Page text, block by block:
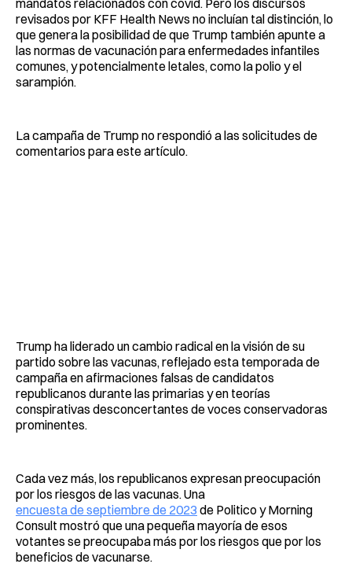
revisados por KFF Health News no incluían tal distinción, lo
que genera la posibilidad de que Trump también apunte a
las normas de vacunación para enfermedades infantiles
comunes, y potencialmente letales, como la polio y el
sarampión.
La campaña de Trump no respondió a las solicitudes de
comentarios para este artículo.
Trump ha liderado un cambio radical en la visión de su
partido sobre las vacunas, reflejado esta temporada de
campaña en afirmaciones falsas de candidatos
republicanos durante las primarias y en teorías
conspirativas desconcertantes de voces conservadoras
prominentes.
Cada vez más, los republicanos expresan preocupación
por los riesgos de las vacunas. Una
encuesta de septiembre de 2023 de Politico y Morning
Consult mostró que una pequeña mayoría de esos
votantes se preocupaba más por los riesgos que por los
beneficios de vacunarse.